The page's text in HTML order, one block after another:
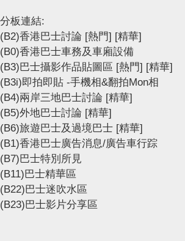
分板連結:
(B2)香港巴士討論 [熱門] [精華]
(B0)香港巴士車務及車廂設備
(B3)巴士攝影作品貼圖區 [熱門] [精華]
(B3i)即拍即貼 -手機相&翻拍Mon相
(B4)兩岸三地巴士討論 [精華]
(B5)外地巴士討論 [精華]
(B6)旅遊巴士及過境巴士 [精華]
(B1)香港巴士廣告消息/廣告車行踪
(B7)巴士特別所見
(B11)巴士精華區
(B22)巴士迷吹水區
(B23)巴士影片分享區